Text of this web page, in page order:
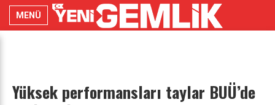
MENÜ
Yüksek performansları taylar BUÜ’de